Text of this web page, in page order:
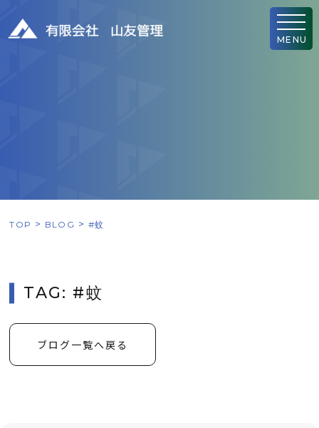
MENU
TOP BLOG #蚊
TAG: #蚊
ブログ一覧へ戻る